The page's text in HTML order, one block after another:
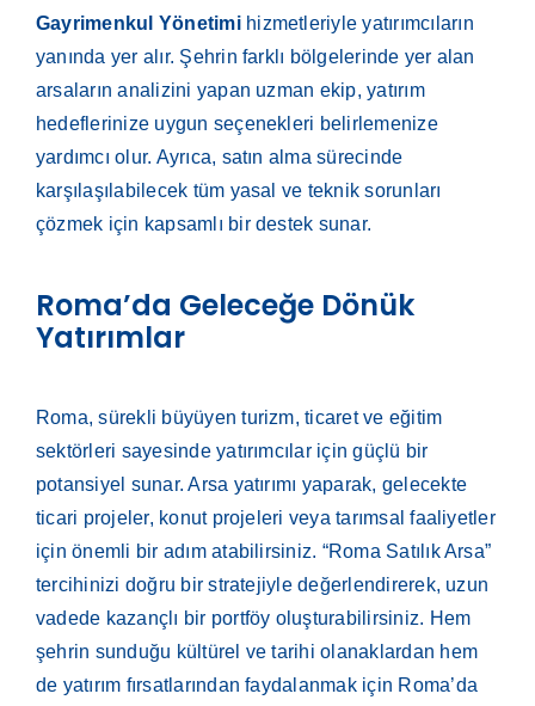
Gayrimenkul Yönetimihizmetleriyle yatırımcıların
yanında yer alır. Şehrin farklı bölgelerinde yer alan
arsaların analizini yapan uzman ekip, yatırım
hedeflerinize uygun seçenekleri belirlemenize
yardımcı olur. Ayrıca, satın alma sürecinde
karşılaşılabilecek tüm yasal ve teknik sorunları
çözmek için kapsamlı bir destek sunar.
Roma’da Geleceğe Dönük
Yatırımlar
Roma, sürekli büyüyen turizm, ticaret ve eğitim
sektörleri sayesinde yatırımcılar için güçlü bir
potansiyel sunar. Arsa yatırımı yaparak, gelecekte
ticari projeler, konut projeleri veya tarımsal faaliyetler
için önemli bir adım atabilirsiniz. “Roma Satılık Arsa”
tercihinizi doğru bir stratejiyle değerlendirerek, uzun
vadede kazançlı bir portföy oluşturabilirsiniz. Hem
şehrin sunduğu kültürel ve tarihi olanaklardan hem
de yatırım fırsatlarından faydalanmak için Roma’da